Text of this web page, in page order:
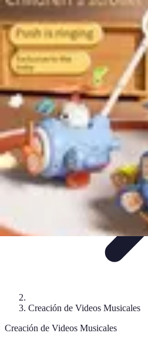
Video y Música
Producción de VídeosCreación de
Musicales ListasProducción de Videos
Video y Música
Creación de Videos Musicales
Creación de Videos Musicales